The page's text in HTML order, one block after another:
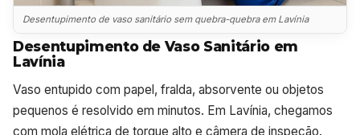
Desentupimento de vaso sanitário sem quebra-quebra em Lavínia
Desentupimento de Vaso Sanitário em
Lavínia
Vaso entupido com papel, fralda, absorvente ou objetos
pequenos é resolvido em minutos. Em Lavínia, chegamos
com mola elétrica de torque alto e câmera de inspeção.